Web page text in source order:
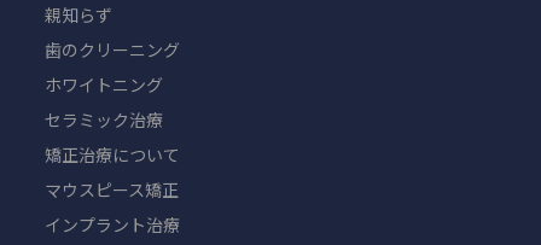
親知らず
歯のクリーニング
ホワイトニング
セラミック治療
矯正治療について
マウスピース矯正
インプラント治療